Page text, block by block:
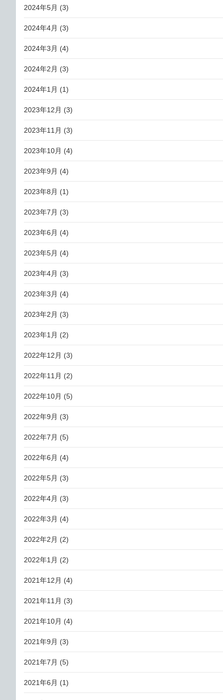
2024年5月 (3)
2024年4月 (3)
2024年3月 (4)
2024年2月 (3)
2024年1月 (1)
2023年12月 (3)
2023年11月 (3)
2023年10月 (4)
2023年9月 (4)
2023年8月 (1)
2023年7月 (3)
2023年6月 (4)
2023年5月 (4)
2023年4月 (3)
2023年3月 (4)
2023年2月 (3)
2023年1月 (2)
2022年12月 (3)
2022年11月 (2)
2022年10月 (5)
2022年9月 (3)
2022年7月 (5)
2022年6月 (4)
2022年5月 (3)
2022年4月 (3)
2022年3月 (4)
2022年2月 (2)
2022年1月 (2)
2021年12月 (4)
2021年11月 (3)
2021年10月 (4)
2021年9月 (3)
2021年7月 (5)
2021年6月 (1)